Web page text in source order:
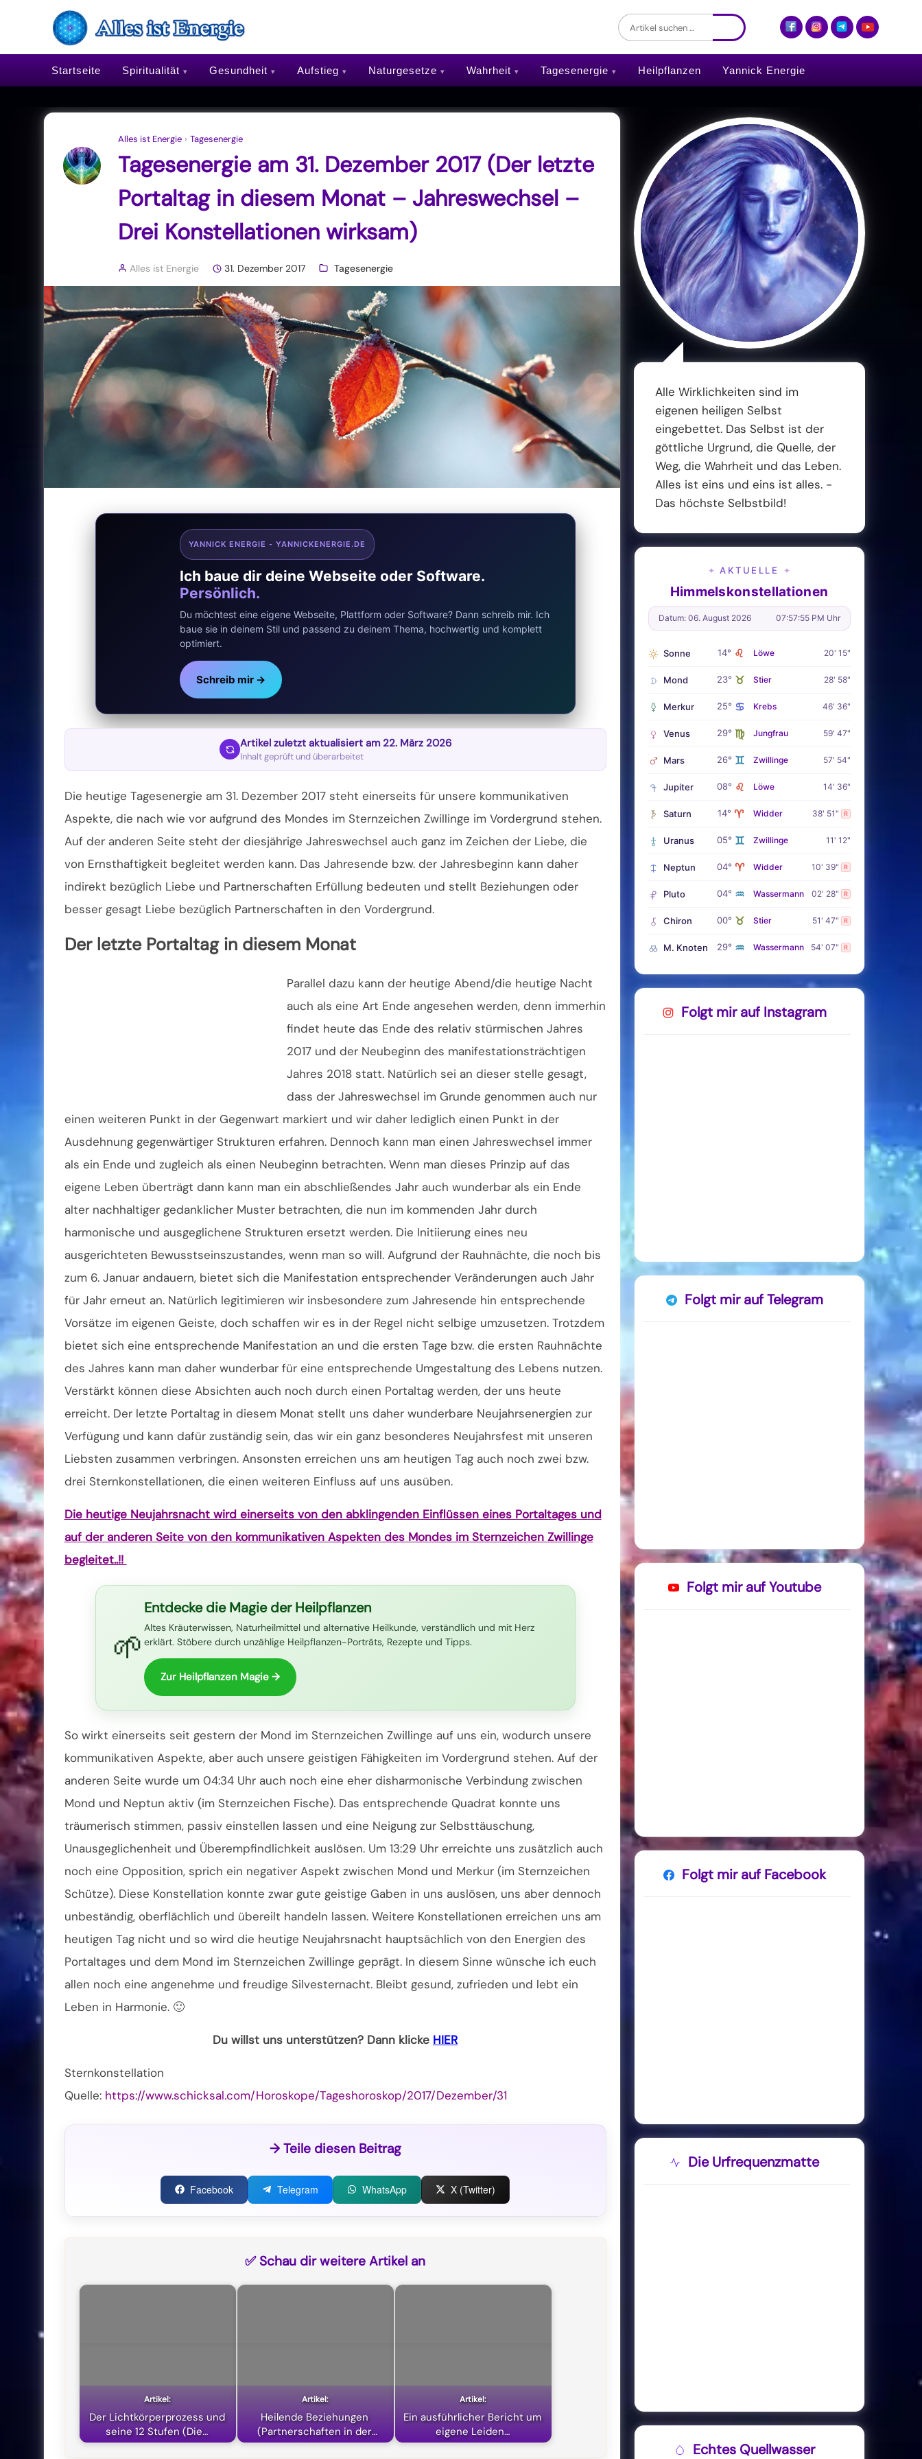
Startseite Spiritualität Gesundheit Aufstieg Naturgesetze Wahrheit Tagesenergie Heilpflanzen Yannick Energie
Alles ist Energie › Tagesenergie
Tagesenergie am 31. Dezember 2017 (Der letzte
Portaltag in diesem Monat – Jahreswechsel –
Drei Konstellationen wirksam)
Alles ist Energie 31. Dezember 2017 Tagesenergie
YANNICK ENERGIE - YANNICKENERGIE.DE
Ich baue dir deine Webseite oder Software.
Persönlich.
Du möchtest eine eigene Webseite, Plattform oder Software? Dann schreib mir. Ich
baue sie in deinem Stil und passend zu deinem Thema, hochwertig und komplett
optimiert.
Schreib mir →
Artikel zuletzt aktualisiert am 22. März 2026
Inhalt geprüft und überarbeitet
Die heutige Tagesenergie am 31. Dezember 2017 steht einerseits für unsere kommunikativen
Aspekte, die nach wie vor aufgrund des Mondes im Sternzeichen Zwillinge im Vordergrund stehen.
Auf der anderen Seite steht der diesjährige Jahreswechsel auch ganz im Zeichen der Liebe, die
von Ernsthaftigkeit begleitet werden kann. Das Jahresende bzw. der Jahresbeginn kann daher
indirekt bezüglich Liebe und Partnerschaften Erfüllung bedeuten und stellt Beziehungen oder
besser gesagt Liebe bezüglich Partnerschaften in den Vordergrund.
Der letzte Portaltag in diesem Monat
Parallel dazu kann der heutige Abend/die heutige Nacht
auch als eine Art Ende angesehen werden, denn immerhin
findet heute das Ende des relativ stürmischen Jahres
2017 und der Neubeginn des manifestationsträchtigen
Jahres 2018 statt. Natürlich sei an dieser stelle gesagt,
dass der Jahreswechsel im Grunde genommen auch nur
einen weiteren Punkt in der Gegenwart markiert und wir daher lediglich einen Punkt in der
Ausdehnung gegenwärtiger Strukturen erfahren. Dennoch kann man einen Jahreswechsel immer
als ein Ende und zugleich als einen Neubeginn betrachten. Wenn man dieses Prinzip auf das
eigene Leben überträgt dann kann man ein abschließendes Jahr auch wunderbar als ein Ende
alter nachhaltiger gedanklicher Muster betrachten, die nun im kommenden Jahr durch
harmonische und ausgeglichene Strukturen ersetzt werden. Die Initiierung eines neu
ausgerichteten Bewusstseinszustandes, wenn man so will. Aufgrund der Rauhnächte, die noch bis
zum 6. Januar andauern, bietet sich die Manifestation entsprechender Veränderungen auch Jahr
für Jahr erneut an. Natürlich legitimieren wir insbesondere zum Jahresende hin entsprechende
Vorsätze im eigenen Geiste, doch schaffen wir es in der Regel nicht selbige umzusetzen. Trotzdem
bietet sich eine entsprechende Manifestation an und die ersten Tage bzw. die ersten Rauhnächte
des Jahres kann man daher wunderbar für eine entsprechende Umgestaltung des Lebens nutzen.
Verstärkt können diese Absichten auch noch durch einen Portaltag werden, der uns heute
erreicht. Der letzte Portaltag in diesem Monat stellt uns daher wunderbare Neujahrsenergien zur
Verfügung und kann dafür zuständig sein, das wir ein ganz besonderes Neujahrsfest mit unseren
Liebsten zusammen verbringen. Ansonsten erreichen uns am heutigen Tag auch noch zwei bzw.
drei Sternkonstellationen, die einen weiteren Einfluss auf uns ausüben.
Die heutige Neujahrsnacht wird einerseits von den abklingenden Einflüssen eines Portaltages und
auf der anderen Seite von den kommunikativen Aspekten des Mondes im Sternzeichen Zwillinge
begleitet..!!
🌱
Entdecke die Magie der Heilpflanzen
Altes Kräuterwissen, Naturheilmittel und alternative Heilkunde, verständlich und mit Herz
erklärt. Stöbere durch unzählige Heilpflanzen-Porträts, Rezepte und Tipps.
Zur Heilpflanzen Magie →
So wirkt einerseits seit gestern der Mond im Sternzeichen Zwillinge auf uns ein, wodurch unsere
kommunikativen Aspekte, aber auch unsere geistigen Fähigkeiten im Vordergrund stehen. Auf der
anderen Seite wurde um 04:34 Uhr auch noch eine eher disharmonische Verbindung zwischen
Mond und Neptun aktiv (im Sternzeichen Fische). Das entsprechende Quadrat konnte uns
träumerisch stimmen, passiv einstellen lassen und eine Neigung zur Selbsttäuschung,
Unausgeglichenheit und Überempfindlichkeit auslösen. Um 13:29 Uhr erreichte uns zusätzlich auch
noch eine Opposition, sprich ein negativer Aspekt zwischen Mond und Merkur (im Sternzeichen
Schütze). Diese Konstellation konnte zwar gute geistige Gaben in uns auslösen, uns aber dennoch
unbeständig, oberflächlich und übereilt handeln lassen. Weitere Konstellationen erreichen uns am
heutigen Tag nicht und so wird die heutige Neujahrsnacht hauptsächlich von den Energien des
Portaltages und dem Mond im Sternzeichen Zwillinge geprägt. In diesem Sinne wünsche ich euch
allen noch eine angenehme und freudige Silvesternacht. Bleibt gesund, zufrieden und lebt ein
Leben in Harmonie. 🙂
Du willst uns unterstützen? Dann klicke HIER
Sternkonstellation
Quelle: https://www.schicksal.com/Horoskope/Tageshoroskop/2017/Dezember/31
→ Teile diesen Beitrag
Facebook Telegram WhatsApp X (Twitter)
✅ Schau dir weitere Artikel an
Der Lichtkörperprozess und
seine 12 Stufen (Die…
Heilende Beziehungen
(Partnerschaften in der
neuen…
Ein ausführlicher Bericht um
eigene Leiden…
Alle Wirklichkeiten sind im
eigenen heiligen Selbst
eingebettet. Das Selbst ist der
göttliche Urgrund, die Quelle, der
Weg, die Wahrheit und das Leben.
Alles ist eins und eins ist alles. -
Das höchste Selbstbild!
✦ AKTUELLE ✦
Himmelskonstellationen
Datum: 06. August 2026 07:57:57 PM Uhr
Sonne 14° ♌ Löwe 20' 15"
Mond 23° ♉ Stier 28' 58"
Merkur 25° ♋ Krebs 46' 36"
Venus 29° ♍ Jungfrau 59' 47"
Mars 26° ♊ Zwillinge 57' 54"
Jupiter 08° ♌ Löwe 14' 36"
Saturn 14° ♈ Widder 38' 51" R
Uranus 05° ♊ Zwillinge 11' 12"
Neptun 04° ♈ Widder 10' 39" R
Pluto 04° ♒ Wassermann 02' 28" R
Chiron 00° ♉ Stier 51' 47" R
M. Knoten 29° ♒ Wassermann 54' 07" R
Folgt mir auf Instagram
Folgt mir auf Telegram
Folgt mir auf Youtube
Folgt mir auf Facebook
Die Urfrequenzmatte
Echtes Quellwasser